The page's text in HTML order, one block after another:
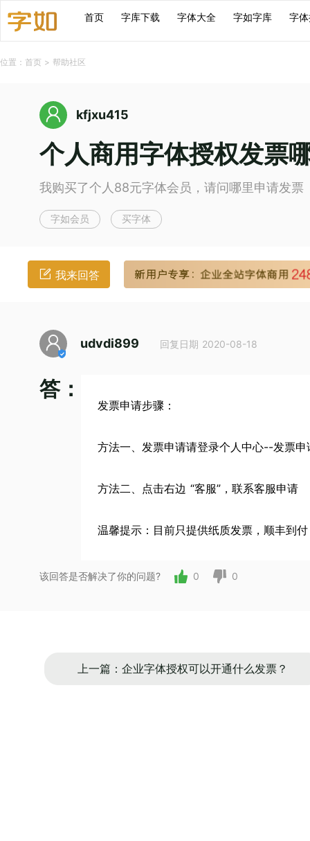
首页 字库下载 字体大全 字如字库 字
位置： 首页 > 帮助社区
kfjxu415
个人商用字体授权发票
我购买了个人88元字体会员，请问哪里申请发票
字如会员 买字体
我来回答
udvdi899 回复日期 2020-08-18
答：
发票申请步骤：
方法一、发票申请请登录个人中心--发票
方法二、点击右边 “客服”，联系客服申请
温馨提示：目前只提供纸质发票，顺丰到
该回答是否解决了你的问题? 0 0
上一篇：企业字体授权可以开通什么发票？